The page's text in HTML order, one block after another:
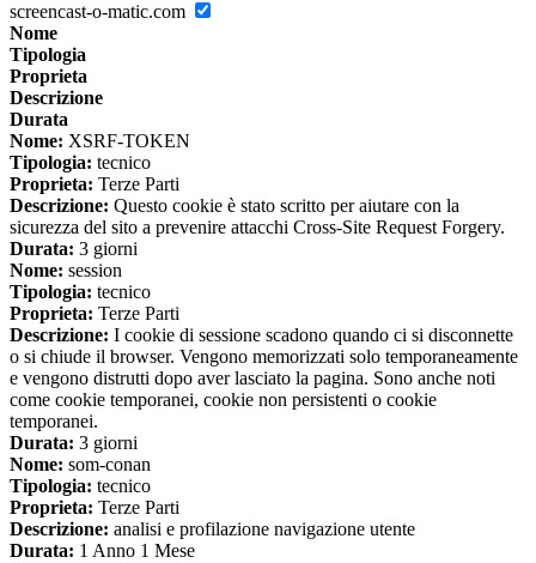
screencast-o-matic.com
Nome
Tipologia
Proprieta
Descrizione
Durata
Nome: XSRF-TOKEN
Tipologia: tecnico
Proprieta: Terze Parti
Descrizione: Questo cookie è stato scritto per aiutare con la
sicurezza del sito a prevenire attacchi Cross-Site Request Forgery.
Durata: 3 giorni
Nome: session
Tipologia: tecnico
Proprieta: Terze Parti
Descrizione: I cookie di sessione scadono quando ci si disconnette
o si chiude il browser. Vengono memorizzati solo temporaneamente
e vengono distrutti dopo aver lasciato la pagina. Sono anche noti
come cookie temporanei, cookie non persistenti o cookie
temporanei.
Durata: 3 giorni
Nome: som-conan
Tipologia: tecnico
Proprieta: Terze Parti
Descrizione: analisi e profilazione navigazione utente
Durata: 1 Anno 1 Mese